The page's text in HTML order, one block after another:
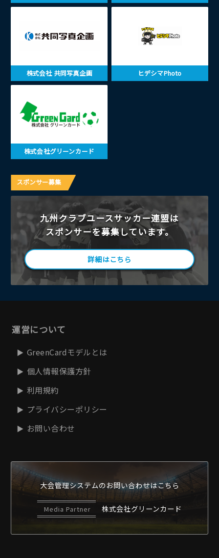
株式会社 共同写真企画 ヒデシマPhoto
株式会社グリーンカード
スポンサー募集
九州クラブユースサッカー連盟は
スポンサーを募集しています。
詳細はこちら
運営について
GreenCardモデルとは
個人情報保護方針
利用規約
プライバシーポリシー
お問い合わせ
大会管理システムのお問い合わせはこちら
Media Partner 株式会社グリーンカード